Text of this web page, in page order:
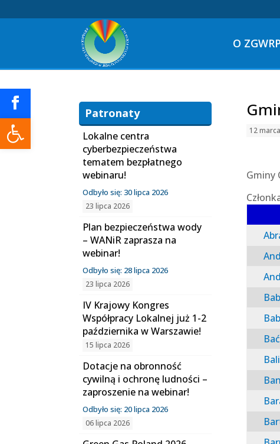
Otwórz pasek narzędzi
O ZGWRP
12
Gminy
Patronaty
Lokalne centra
cyberbezpieczeństwa
tematem bezpłatnego
webinaru!
Odbyło się: 30 lipca 2026
23 lipca 2026
Plan bezpieczeństwa wody
– WANiR zaprasza na
webinar!
Odbyło się: 28 lipca 2026
23 lipca 2026
IV Krajowy Kongres
Współpracy Lokalnej już 1-2
października w Warszawie!
15 lipca 2026
Dotacje na obronność
cywilną i ochronę ludności –
zaproszenie na webinar!
Odbyło się: 20 lipca 2026
06 lipca 2026